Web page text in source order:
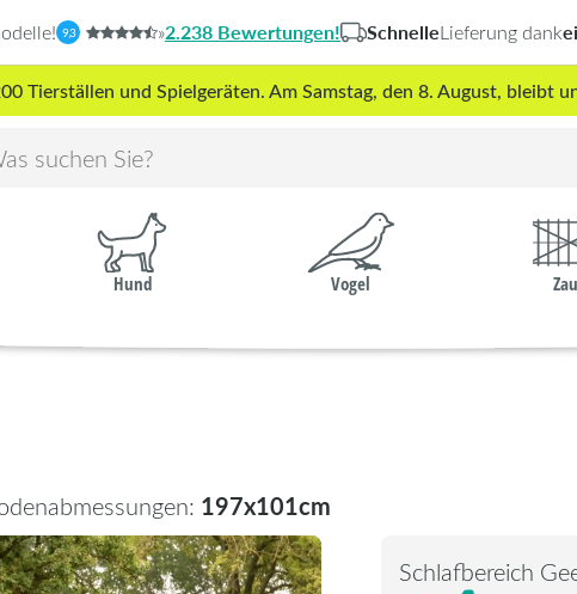
9,3 »2.238 Bewertungen! SchnelleLieferung dank
Tierställen und Spielgeräten. Am Samstag, den 8. August, bleibt
Hund Vogel
197x101cm
Schlafbereich